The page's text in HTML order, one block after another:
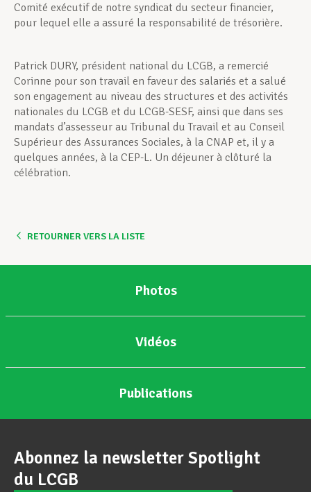
Comité exécutif de notre syndicat du secteur financier,
pour lequel elle a assuré la responsabilité de trésorière.
Patrick DURY, président national du LCGB, a remercié
Corinne pour son travail en faveur des salariés et a salué
son engagement au niveau des structures et des activités
nationales du LCGB et du LCGB-SESF, ainsi que dans ses
mandats d’assesseur au Tribunal du Travail et au Conseil
Supérieur des Assurances Sociales, à la CNAP et, il y a
quelques années, à la CEP-L. Un déjeuner à clôturé la
célébration.
RETOURNER VERS LA LISTE
Photos
Vidéos
Publications
Abonnez la newsletter Spotlight
du LCGB